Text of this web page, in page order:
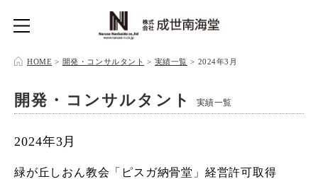
HOME > 開発・コンサルタント > 実績一覧 > 2024年3月
開発・コンサルタント 実績一覧
2024年3月
緑が丘しおん教会「ピスガ納骨堂」経営許可取得